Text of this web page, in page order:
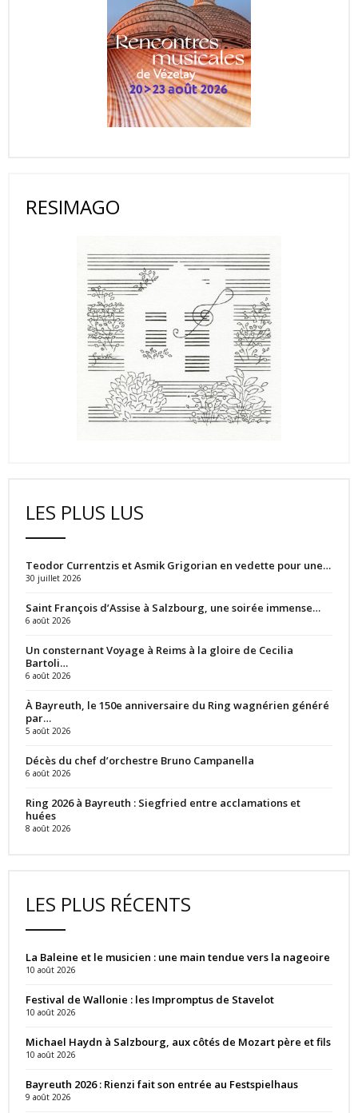
RESIMAGO
LES PLUS LUS
Teodor Currentzis et Asmik Grigorian en vedette pour une…
30 juillet 2026
Saint François d’Assise à Salzbourg, une soirée immense…
6 août 2026
Un consternant Voyage à Reims à la gloire de Cecilia
Bartoli…
6 août 2026
À Bayreuth, le 150e anniversaire du Ring wagnérien généré
par…
5 août 2026
Décès du chef d’orchestre Bruno Campanella
6 août 2026
Ring 2026 à Bayreuth : Siegfried entre acclamations et
huées
8 août 2026
LES PLUS RÉCENTS
La Baleine et le musicien : une main tendue vers la nageoire
10 août 2026
Festival de Wallonie : les Impromptus de Stavelot
10 août 2026
Michael Haydn à Salzbourg, aux côtés de Mozart père et fils
10 août 2026
Bayreuth 2026 : Rienzi fait son entrée au Festspielhaus
9 août 2026